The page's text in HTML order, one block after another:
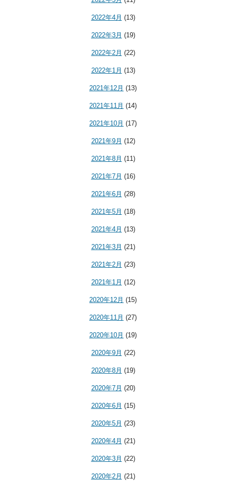
2022年4月 (13)
2022年3月 (19)
2022年2月 (22)
2022年1月 (13)
2021年12月 (13)
2021年11月 (14)
2021年10月 (17)
2021年9月 (12)
2021年8月 (11)
2021年7月 (16)
2021年6月 (28)
2021年5月 (18)
2021年4月 (13)
2021年3月 (21)
2021年2月 (23)
2021年1月 (12)
2020年12月 (15)
2020年11月 (27)
2020年10月 (19)
2020年9月 (22)
2020年8月 (19)
2020年7月 (20)
2020年6月 (15)
2020年5月 (23)
2020年4月 (21)
2020年3月 (22)
2020年2月 (21)